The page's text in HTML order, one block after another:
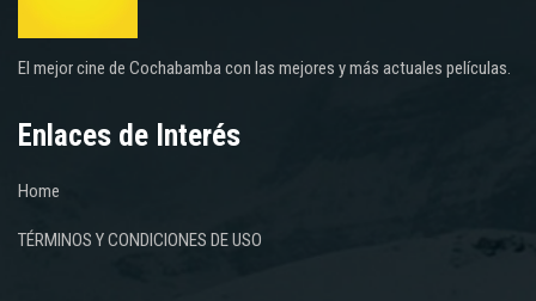
El mejor cine de Cochabamba con las mejores y más actuales películas.
Enlaces de Interés
Home
TÉRMINOS Y CONDICIONES DE USO